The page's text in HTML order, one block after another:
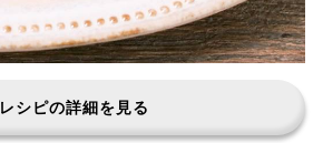
レシピの詳細を見る